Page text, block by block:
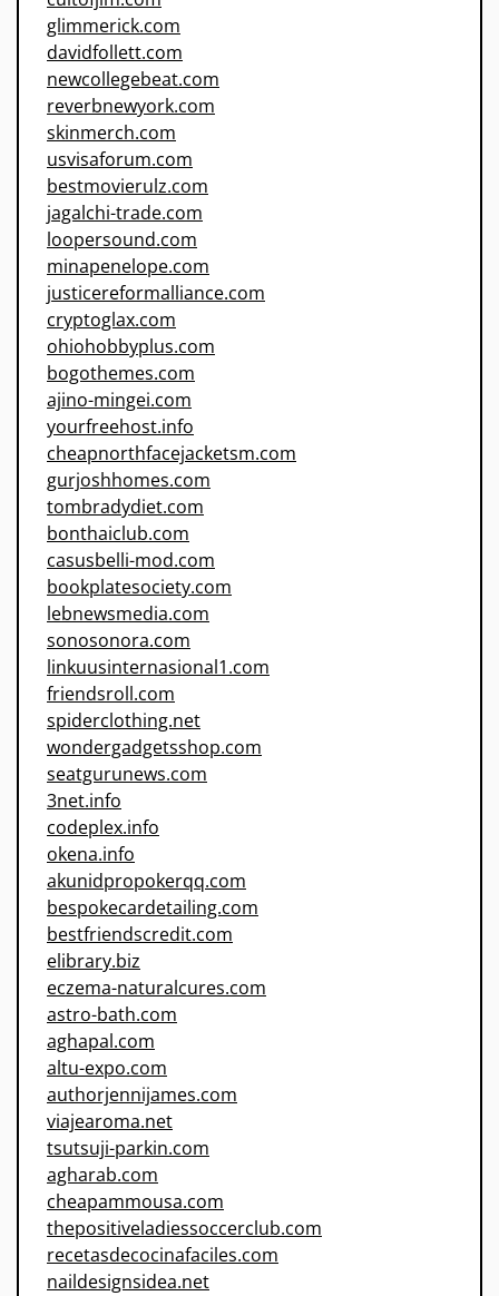
glimmerick.com
davidfollett.com
newcollegebeat.com
reverbnewyork.com
skinmerch.com
usvisaforum.com
bestmovierulz.com
jagalchi-trade.com
loopersound.com
minapenelope.com
justicereformalliance.com
cryptoglax.com
ohiohobbyplus.com
bogothemes.com
ajino-mingei.com
yourfreehost.info
cheapnorthfacejacketsm.com
gurjoshhomes.com
tombradydiet.com
bonthaiclub.com
casusbelli-mod.com
bookplatesociety.com
lebnewsmedia.com
sonosonora.com
linkuusinternasional1.com
friendsroll.com
spiderclothing.net
wondergadgetsshop.com
seatgurunews.com
3net.info
codeplex.info
okena.info
akunidpropokerqq.com
bespokecardetailing.com
bestfriendscredit.com
elibrary.biz
eczema-naturalcures.com
astro-bath.com
aghapal.com
altu-expo.com
authorjennijames.com
viajearoma.net
tsutsuji-parkin.com
agharab.com
cheapammousa.com
thepositiveladiessoccerclub.com
recetasdecocinafaciles.com
naildesignsidea.net